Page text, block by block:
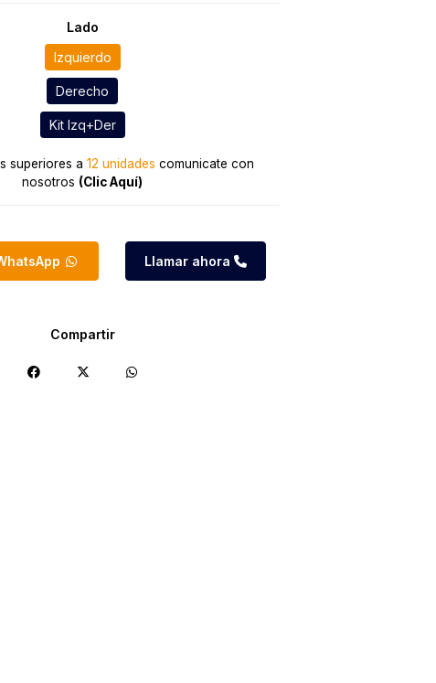
Lado
Izquierdo
Derecho
Kit Izq+Der
superiores a 12 unidades comunicate con
nosotros (Clic Aquí)
Llamar ahora
Compartir